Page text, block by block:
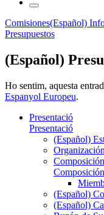
Comisiones(Español)
Presupuestos
(Español)
Ho sentim, aquesta
Espanyol Europeu.
Presentació
Presentació
(Español)
(Español)
(Español)